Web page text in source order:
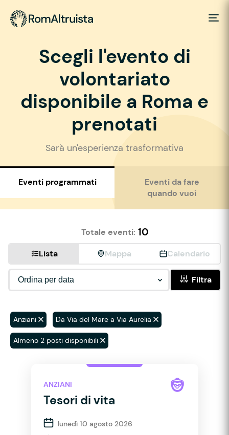
Scegli l'evento di
volontariato
disponibile a Roma e
prenotati
Sarà un'esperienza trasformativa
Eventi programmati
Eventi da fare
quando vuoi
Totale eventi: 10
Lista Mappa Calendario
Filtra
Anziani Da Via del Mare a Via Aurelia
Almeno 2 posti disponibili
ANZIANI
Tesori di vita
lunedì 10 agosto 2026